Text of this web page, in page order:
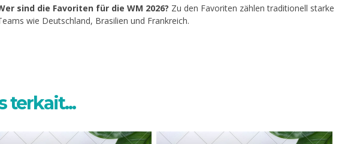
sind die Favoriten für die WM 2026? Zu den Favoriten zählen traditionell starke
wie Deutschland, Brasilien und Frankreich.
terkait...